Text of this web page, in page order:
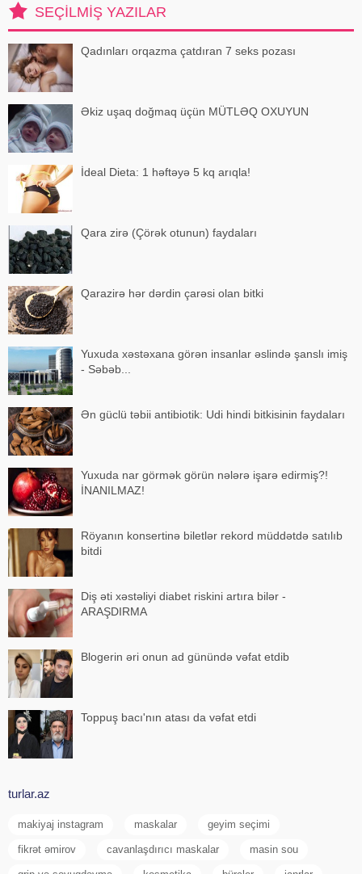
kənarınd
SEÇILMIŞ YAZILAR
Qadınları orqazma çatdıran 7 seks pozası
Əkiz uşaq doğmaq üçün MÜTLƏQ OXUYUN
İdeal Dieta: 1 həftəyə 5 kq arıqla!
Qara zirə (Çörək otunun) faydaları
Qarazirə hər dərdin çarəsi olan bitki
Yuxuda xəstəxana görən insanlar əslində şanslı imiş
- Səbəb...
Ən güclü təbii antibiotik: Udi hindi bitkisinin faydaları
Yuxuda nar görmək görün nələrə işarə edirmiş?!
İNANILMAZ!
Röyanın konsertinə biletlər rekord müddətdə satılıb
bitdi
Diş əti xəstəliyi diabet riskini artıra bilər -
ARAŞDIRMA
Blogerin əri onun ad günündə vəfat etdib
Toppuş bacı'nın atası da vəfat etdi
turlar.az
makiyaj instagram maskalar geyim seçimi
fikrət əmirov cavanlaşdırıcı maskalar masin sou